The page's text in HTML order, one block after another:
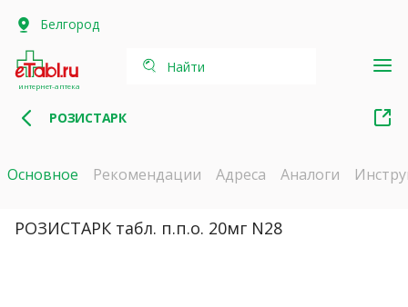
Белгород
интернет-аптека
Найти
РОЗИСТАРК
Основное Рекомендации Адреса Аналоги
РОЗИСТАРК табл. п.п.о. 20мг N28